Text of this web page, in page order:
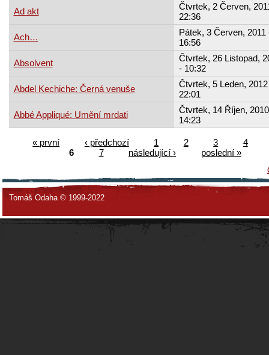
Ad akt
Čtvrtek, 2 Červen,
22:36
Ach…
Pátek, 3 Červen, 2011
16:56
Absolvent
Čtvrtek, 26 Listopad,
- 10:32
Abdel Kechiche: Černá venuše
Čtvrtek, 5 Leden,
22:01
Abbé Appliqué: Umění mrdati
Čtvrtek, 14 Říjen,
14:23
« první ‹ předchozí 1 2 3
4
6
7 následující ›
poslední »
Tomáš Odaha © 1999-2022